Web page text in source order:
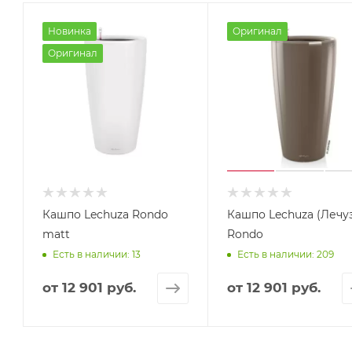
Новинка
Оригинал
Кашпо Lechuza Rondo
matt
Есть в наличии: 13
от 12 901 руб.
Оригинал
Кашпо Lechuza
Rondo
Есть в наличии: 209
от 12 901 руб.